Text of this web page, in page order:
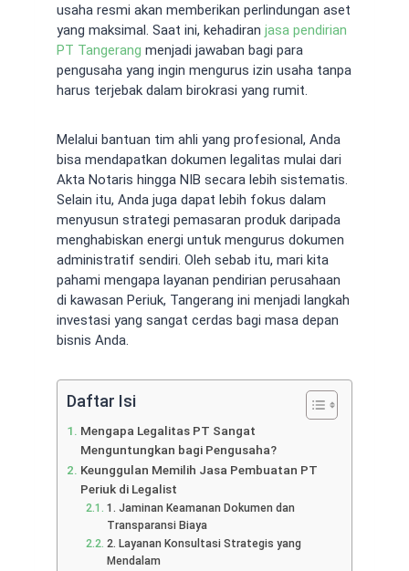
usaha resmi akan memberikan perlindungan aset
yang maksimal. Saat ini, kehadiran jasa pendirian
PT Tangerang menjadi jawaban bagi para
pengusaha yang ingin mengurus izin usaha tanpa
harus terjebak dalam birokrasi yang rumit.
Melalui bantuan tim ahli yang profesional, Anda
bisa mendapatkan dokumen legalitas mulai dari
Akta Notaris hingga NIB secara lebih sistematis.
Selain itu, Anda juga dapat lebih fokus dalam
menyusun strategi pemasaran produk daripada
menghabiskan energi untuk mengurus dokumen
administratif sendiri. Oleh sebab itu, mari kita
pahami mengapa layanan pendirian perusahaan
di kawasan Periuk, Tangerang ini menjadi langkah
investasi yang sangat cerdas bagi masa depan
bisnis Anda.
Daftar Isi
Mengapa Legalitas PT Sangat
Menguntungkan bagi Pengusaha?
Keunggulan Memilih Jasa Pembuatan PT
Periuk di Legalist
1. Jaminan Keamanan Dokumen dan
Transparansi Biaya
2. Layanan Konsultasi Strategis yang
Mendalam